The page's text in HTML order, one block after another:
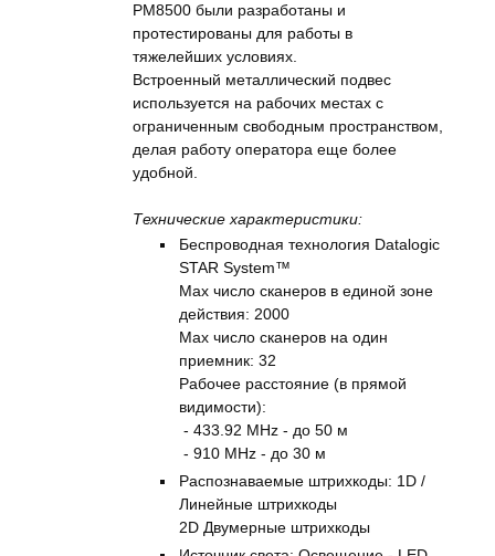
PM8500 были разработаны и
протестированы для работы в
тяжелейших условиях.
Встроенный металлический подвес
используется на рабочих местах с
ограниченным свободным пространством,
делая работу оператора еще более
удобной.
Технические характеристики:
Беспроводная технология Datalogic
STAR System™
Max число сканеров в единой зоне
действия: 2000
Max число сканеров на один
приемник: 32
Рабочее расстояние (в прямой
видимости):
- 433.92 MHz - до 50 м
- 910 MHz - до 30 м
Распознаваемые штрихкоды: 1D /
Линейные штрихкоды
2D Двумерные штрихкоды